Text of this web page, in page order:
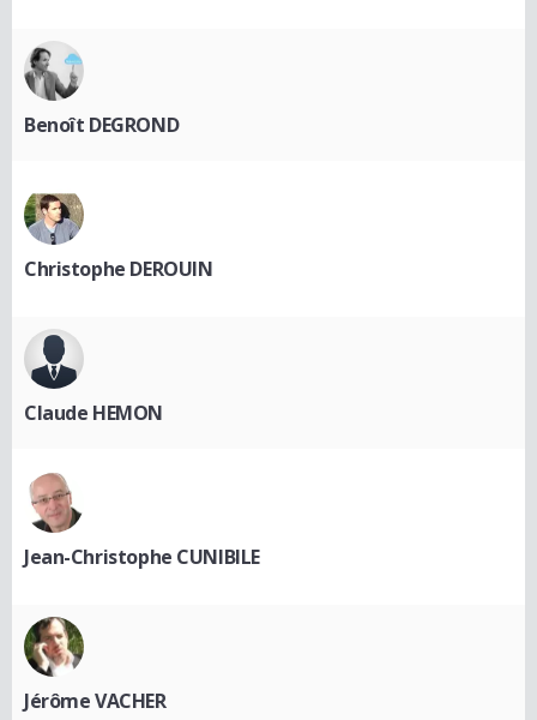
Benoît DEGROND
Christophe DEROUIN
Claude HEMON
Jean-Christophe CUNIBILE
Jérôme VACHER